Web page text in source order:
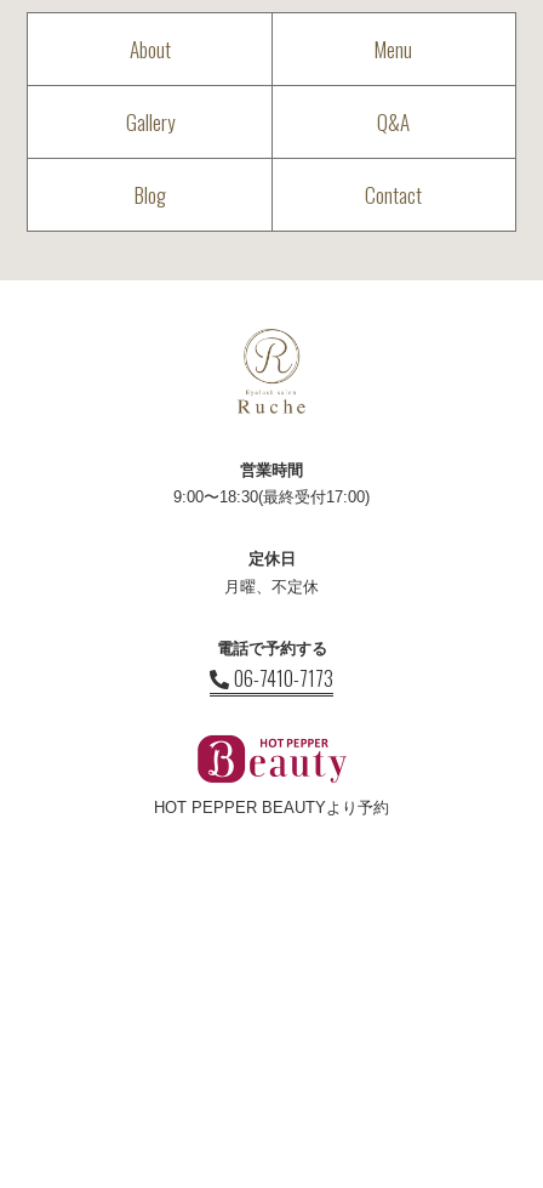
About Menu
Gallery Q&A
Blog Contact
営業時間
9:00〜18:30(最終受付17:00)
定休日
月曜、不定休
電話で予約する
06-7410-7173
HOT PEPPER BEAUTYより予約